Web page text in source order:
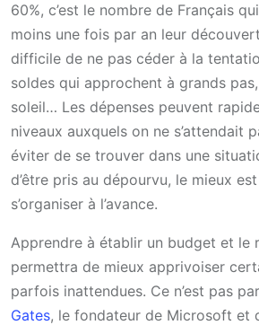
60%, c’est le nombre de Français
moins une fois par an leur
difficile de ne pas céder à la
soldes qui approchent à grands
soleil… Les dépenses peuvent
niveaux auxquels on ne s’attendait
éviter de se trouver dans une
d’être pris au dépourvu, le mieux
s’organiser à l’avance.
Apprendre à établir un budget et le
permettra de mieux apprivoiser
parfois inattendues. Ce n’est pas
Gates, le fondateur de Microsoft et